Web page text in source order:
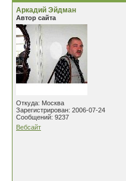
Аркадий Эйдман
Автор сайта
Откуда: Москва
Зарегистрирован: 2006-07-24
Сообщений: 9237
Вебсайт